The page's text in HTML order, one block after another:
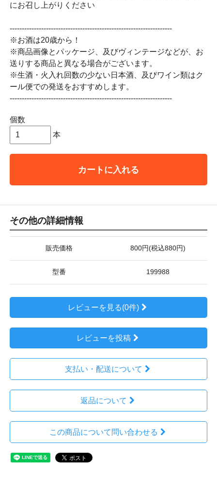
にお召し上がりください
-------------------------------------------------------------------
※お酒は20歳から！
※商品画像とパッケージ、及びヴィンテージなどが、お
送りする商品と異なる場合がございます。
※生酒・火入れ回数の少ない日本酒、及びワイン類はク
ール便での発送をおすすめします。
-------------------------------------------------------------------
個数
本
カートに入れる
その他の詳細情報
販売価格 800円(税込880円)
型番 199988
レビューを見る(0件)
レビューを投稿
支払い・配送について
返品について
この商品について問い合わせる